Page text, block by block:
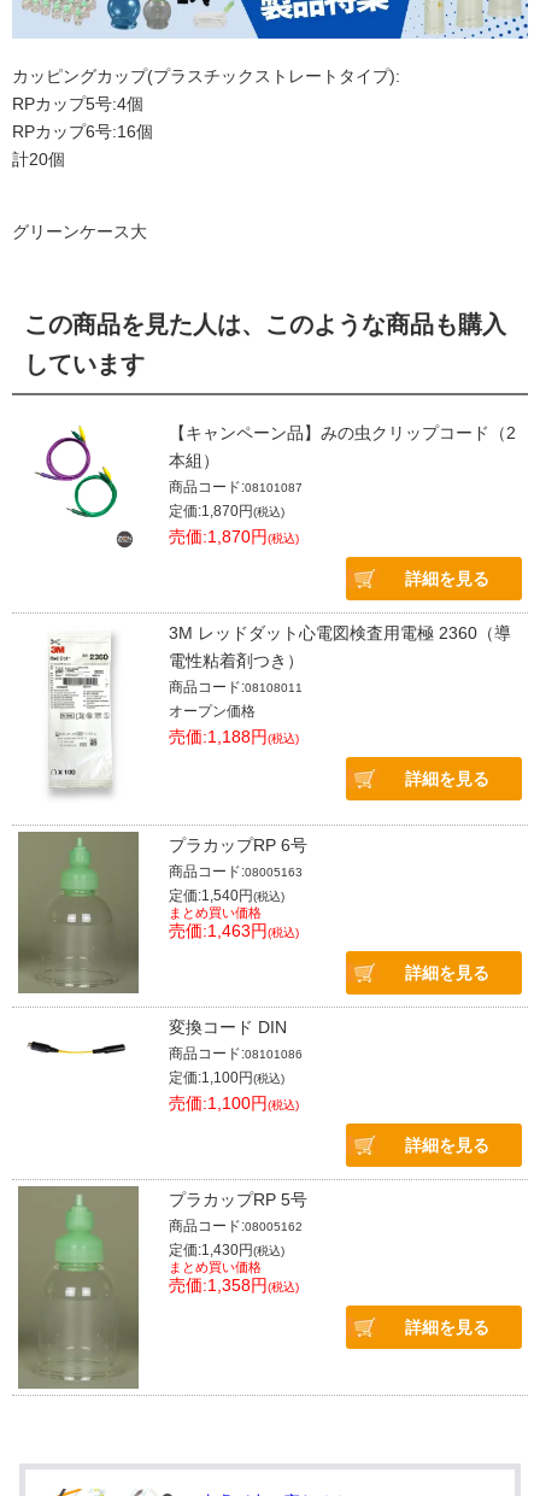
カッピングカップ(プラスチックストレートタイプ):
RPカップ5号:4個
RPカップ6号:16個
計20個
グリーンケース大
この商品を見た人は、このような商品も購入
しています
【キャンペーン品】みの虫クリップコード（2
本組）
商品コード:08101087
定価:1,870円(税込)
売価:1,870円(税込)
詳細を見る
3M レッドダット心電図検査用電極 2360（導
電性粘着剤つき）
商品コード:08108011
オープン価格
売価:1,188円(税込)
詳細を見る
プラカップRP 6号
商品コード:08005163
定価:1,540円(税込)
まとめ買い価格
売価:1,463円(税込)
詳細を見る
変換コード DIN
商品コード:08101086
定価:1,100円(税込)
売価:1,100円(税込)
詳細を見る
プラカップRP 5号
商品コード:08005162
定価:1,430円(税込)
まとめ買い価格
売価:1,358円(税込)
詳細を見る